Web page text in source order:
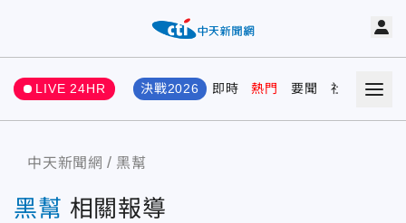
LIVE 24HR 決戰2026 即時 熱門 要聞 社會 娛樂
中天新聞網 黑幫
黑幫 相關報導